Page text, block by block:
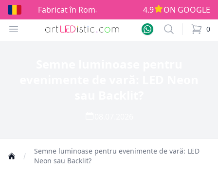
Fabricat în România! 4.9
ON GOOGLE
Open menu
Search 0
items
Semne luminoase pentru evenimente de vară: LED
Neon sau Backlit?